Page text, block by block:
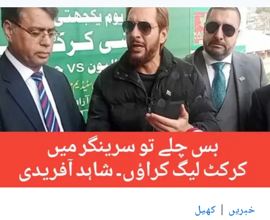
سپریم
لیگ
کیلئے
سٹیڈیم
نے
سے
انکار
کردیا۔
سردار
تنویر
الیاس
خبریں | کھیل